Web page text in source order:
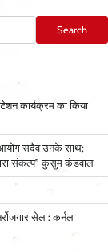
Search
कार्यक्रम का किया
आयोग सदैव उनके साथ;
संकल्प” कुसुम कंडवाल
सेल : कर्नल